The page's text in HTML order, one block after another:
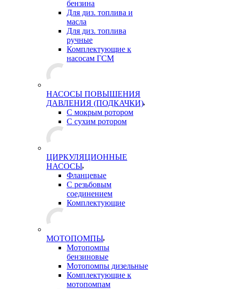
бензина
Для диз. топлива и
масла
Для диз. топлива
ручные
Комплектующие к
насосам ГСМ
НАСОСЫ ПОВЫШЕНИЯ
ДАВЛЕНИЯ (ПОДКАЧКИ)
С мокрым ротором
С сухим ротором
ЦИРКУЛЯЦИОННЫЕ
НАСОСЫ
Фланцевые
С резьбовым
соединением
Комплектующие
МОТОПОМПЫ
Мотопомпы
бензиновые
Мотопомпы дизельные
Комплектующие к
мотопомпам